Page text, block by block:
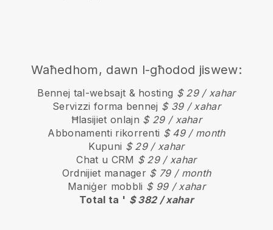
Waħedhom, dawn l-għodod jiswew:
Bennej tal-websajt & hosting $ 29 / xahar
Servizzi forma bennej $ 39 / xahar
Ħlasijiet onlajn $ 29 / xahar
Abbonamenti rikorrenti $ 49 / month
Kupuni $ 29 / xahar
Chat u CRM $ 29 / xahar
Ordnijiet manager $ 79 / month
Maniġer mobbli $ 99 / xahar
Total ta ' $ 382 / xahar